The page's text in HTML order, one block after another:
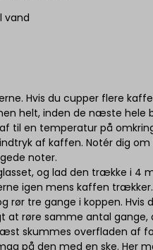
vand
Hvis du cupper flere
helt, inden de næste hele
til en temperatur på
af kaffen. Notér dig
noter.
og lad den trække i 4
igen mens kaffen trækker.
rør tre gange i koppen. Hvis
at røre samme antal gange,
skummes overfladen af
på den med en ske. Her